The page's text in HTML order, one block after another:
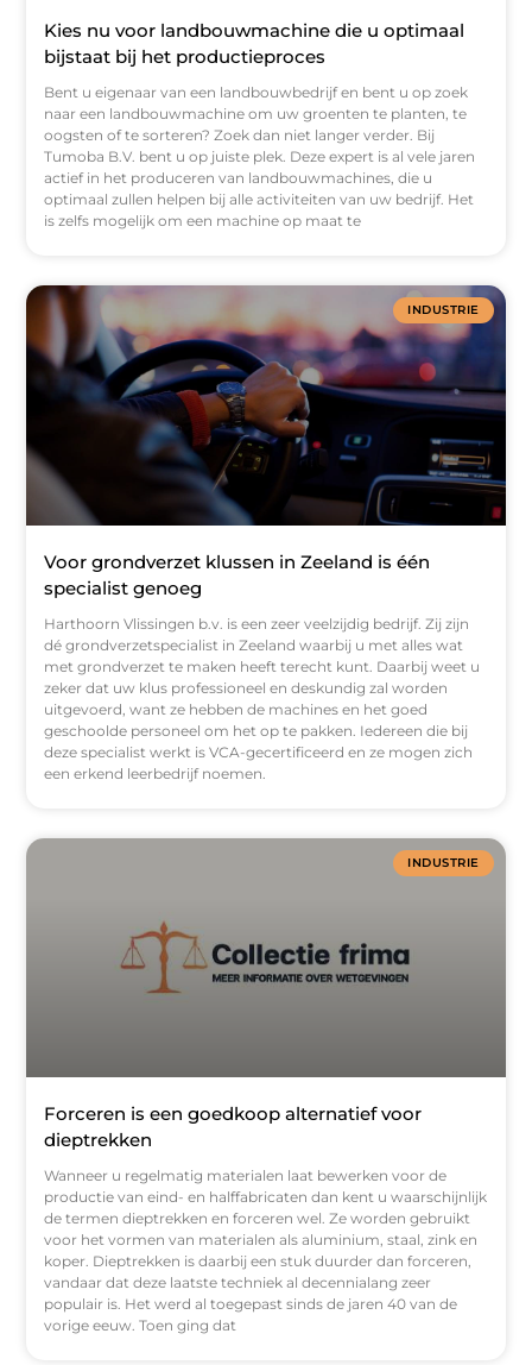
Kies nu voor landbouwmachine die u optimaal
bijstaat bij het productieproces
Bent u eigenaar van een landbouwbedrijf en bent u op zoek
naar een landbouwmachine om uw groenten te planten, te
oogsten of te sorteren? Zoek dan niet langer verder. Bij
Tumoba B.V. bent u op juiste plek. Deze expert is al vele jaren
actief in het produceren van landbouwmachines, die u
optimaal zullen helpen bij alle activiteiten van uw bedrijf. Het
is zelfs mogelijk om een machine op maat te
INDUSTRIE
Voor grondverzet klussen in Zeeland is één
specialist genoeg
Harthoorn Vlissingen b.v. is een zeer veelzijdig bedrijf. Zij zijn
dé grondverzetspecialist in Zeeland waarbij u met alles wat
met grondverzet te maken heeft terecht kunt. Daarbij weet u
zeker dat uw klus professioneel en deskundig zal worden
uitgevoerd, want ze hebben de machines en het goed
geschoolde personeel om het op te pakken. Iedereen die bij
deze specialist werkt is VCA-gecertificeerd en ze mogen zich
een erkend leerbedrijf noemen.
INDUSTRIE
Forceren is een goedkoop alternatief voor
dieptrekken
Wanneer u regelmatig materialen laat bewerken voor de
productie van eind- en halffabricaten dan kent u waarschijnlijk
de termen dieptrekken en forceren wel. Ze worden gebruikt
voor het vormen van materialen als aluminium, staal, zink en
koper. Dieptrekken is daarbij een stuk duurder dan forceren,
vandaar dat deze laatste techniek al decennialang zeer
populair is. Het werd al toegepast sinds de jaren 40 van de
vorige eeuw. Toen ging dat